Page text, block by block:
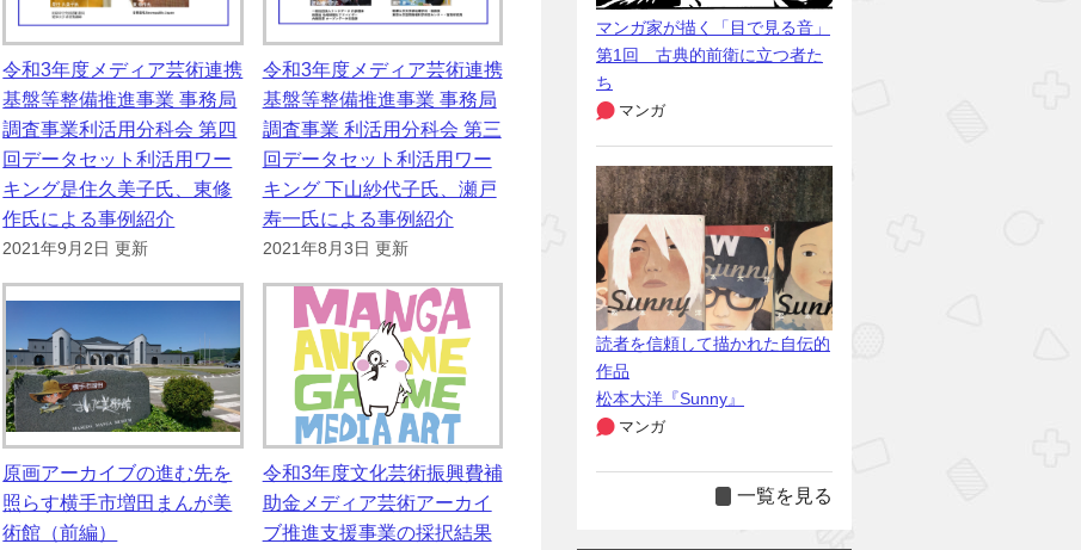
令和3年度メディア芸術連携
基盤等整備推進事業 事務局
調査事業利活用分科会 第四
回データセット利活用ワー
キング是住久美子氏、東修
作氏による事例紹介
2021年9月2日 更新
令和3年度メディア芸術連携
基盤等整備推進事業 事務局
調査事業 利活用分科会 第三
回データセット利活用ワー
キング 下山紗代子氏、瀬戸
寿一氏による事例紹介
2021年8月3日 更新
原画アーカイブの進む先を
照らす横手市増田まんが美
術館（前編）
令和3年度文化芸術振興費補
助金メディア芸術アーカイ
ブ推進支援事業の採択結果
マンガ家が描く「目で見る音」
第1回 古典的前衛に立つ者た
ち
マンガ
読者を信頼して描かれた自伝的
作品
松本大洋『Sunny』
マンガ
一覧を見る